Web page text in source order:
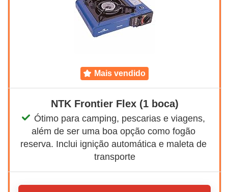
mais vendido
NTK Frontier Flex (1 boca)
Ótimo para camping, pescarias e viagens,
além de ser uma boa opção como fogão
reserva. Inclui ignição automática e maleta de
transporte